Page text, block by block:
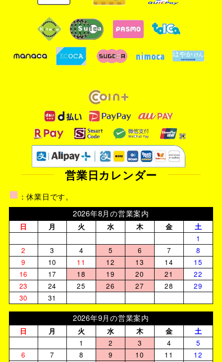
営業日カレンダー
■ ：休業日です。
2026年8月の営業案内
日 月 火 水 木 金
土
1
2
3 4 5 6 7
8
9
10 11 12 13 14
15
16
17 18 19 20 21
22
23
24 25 26 27 28
29
30
31
2026年9月の営業案内
日 月 火 水 木 金
土
1
2 3 4
5
6
7 8 9 10 11
12